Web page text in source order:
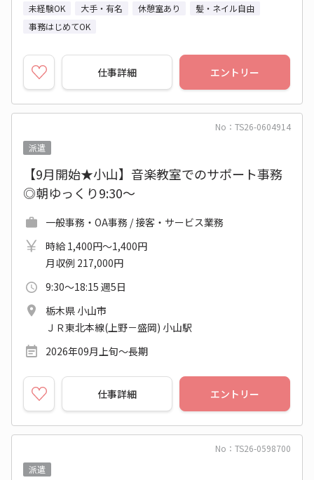
未経験OK 大手・有名 休憩室あり
髪・ネイル自由
事務はじめてOK
仕事詳細 エントリー
No：TS26-0604914
派遣
【9月開始★小山】音楽教室でのサポート事務
◎朝ゆっくり9:30～
一般事務・OA事務 / 接客・サービス業務
時給 1,400円～1,400円
月収例 217,000円
9:30～18:15 週5日
栃木県 小山市
ＪＲ東北本線(上野－盛岡) 小山駅
2026年09月上旬～長期
仕事詳細 エントリー
No：TS26-0598700
派遣